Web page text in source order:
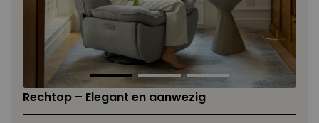
Rechtop – Elegant en aanwezig